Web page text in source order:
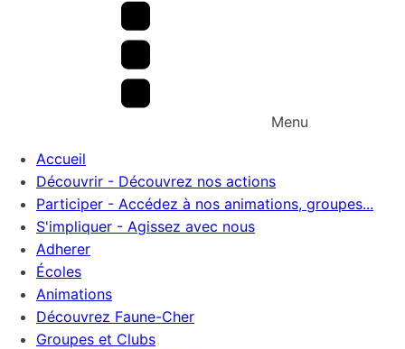
Menu
Accueil
Découvrir - Découvrez nos actions
Participer - Accédez à nos animations, groupes...
S'impliquer - Agissez avec nous
Adherer
Écoles
Animations
Découvrez Faune-Cher
Groupes et Clubs